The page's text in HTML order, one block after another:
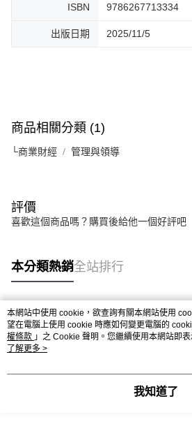
ISBN 9786267713334
出版日期 2025/11/5
商品相關分類 (1)
└商業財經 管理與領導
評價
喜歡這個商品嗎？購買後給他一個好評吧
本分類熱銷全站排行
熱門標籤
本網站中使用 cookie，欲查詢有關本網站使用
望在電腦上使用 cookie 時應如何變更電腦的
權條款 」之 Cookie 聲明。您繼續使用本網站即
用條款之 Cookie 聲明使用 cookie。
了解更多 >
我知道了